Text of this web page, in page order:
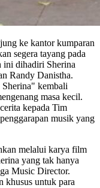
ke kantor kumparan
segera tayang pada
ini dihadiri Sherina
Randy Danistha.
kembali
masa kecil.
kepada Tim
musik yang
melalui karya film
yang tak hanya
Music Director.
khusus untuk para